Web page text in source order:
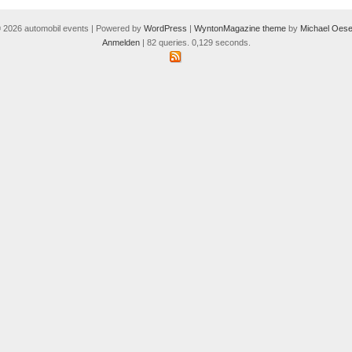
2026 automobil events | Powered by WordPress | WyntonMagazine theme by Michael
Anmelden| 82 queries. 0,129 seconds.